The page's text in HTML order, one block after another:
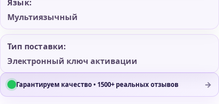
Язык:
Мультиязычный
Тип поставки:
Электронный ключ активации
Гарантируем качество • 1500+ реальных отзывов →